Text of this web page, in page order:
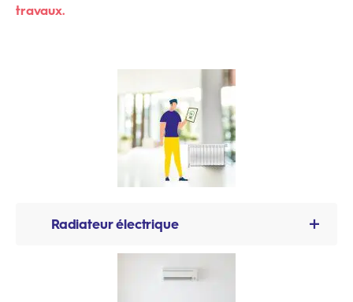
travaux.
Radiateur électrique
relais de puissanceest placé à l’arrière du